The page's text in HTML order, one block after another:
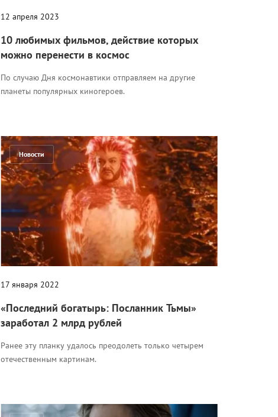
12 апреля 2023
10 любимых фильмов, действие которых
можно перенести в космос
По случаю Дня космонавтики отправляем на другие
планеты популярных киногероев.
Новости
17 января 2022
«Последний богатырь: Посланник Тьмы»
заработал 2 млрд рублей
Ранее эту планку удалось преодолеть только четырем
отечественным картинам.